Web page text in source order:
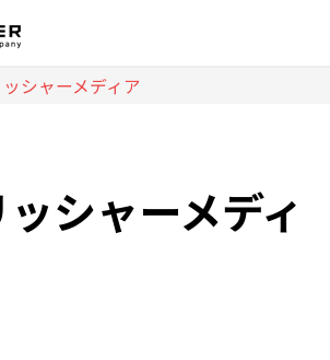
シャーメディア
シャーメディ